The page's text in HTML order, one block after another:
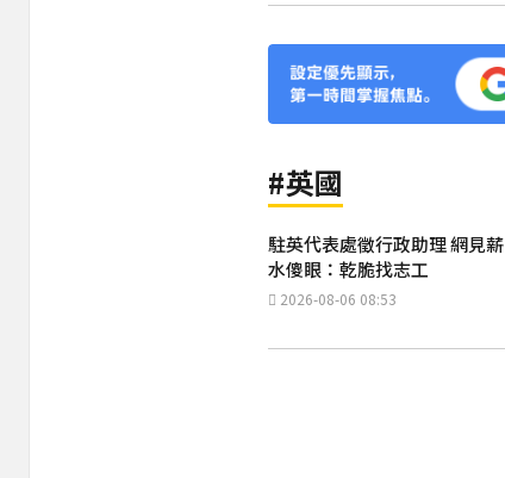
#英國
駐英代表處徵行政助理 網見薪
水傻眼：乾脆找志工
2026-08-06 08:53